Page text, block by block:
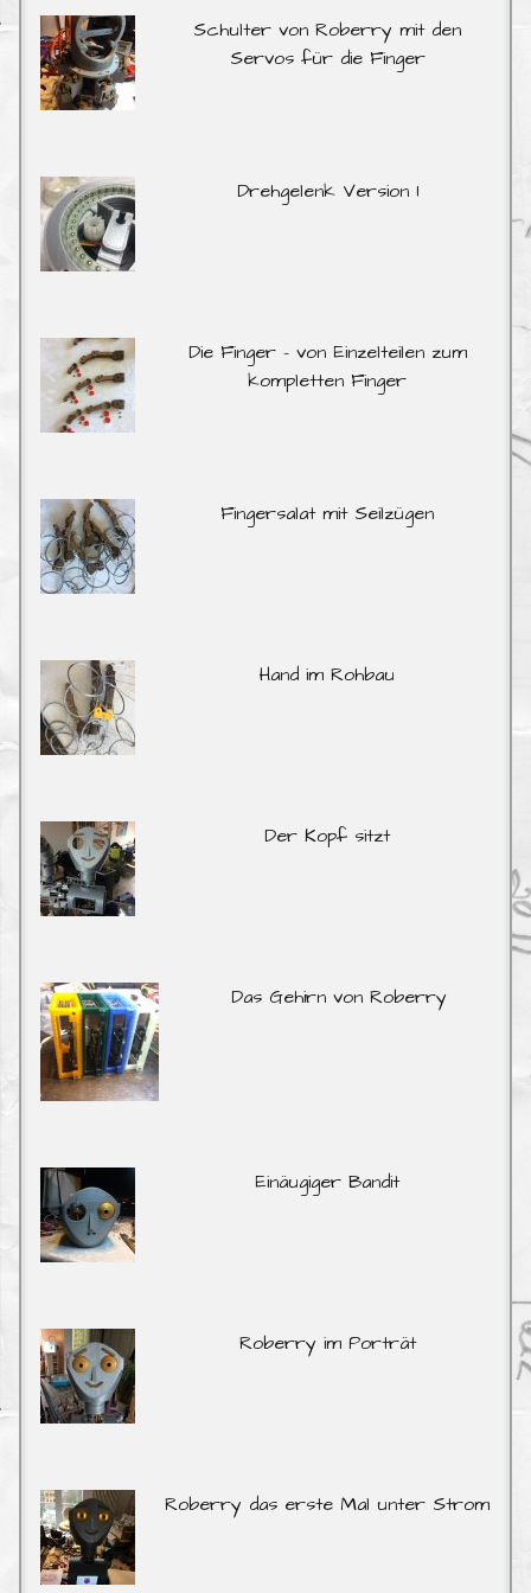
Schulter von Roberry mit den
Servos für die Finger
Drehgelenk Version 1
Die Finger – von Einzelteilen zum
kompletten Finger
Fingersalat mit Seilzügen
Hand im Rohbau
Der Kopf sitzt
Das Gehirn von Roberry
Einäugiger Bandit
Roberry im Porträt
Roberry das erste Mal unter Strom